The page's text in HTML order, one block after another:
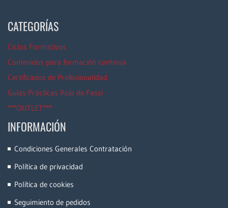
CATEGORÍAS
Ciclos Formativos
Contenidos para formación continua
Certificados de Profesionalidad
Guías Prácticas Rojo de Fassi
***OUTLET***
INFORMACIÓN
Condiciones Generales Contratación
Política de privacidad
Política de cookies
Seguimiento de pedidos